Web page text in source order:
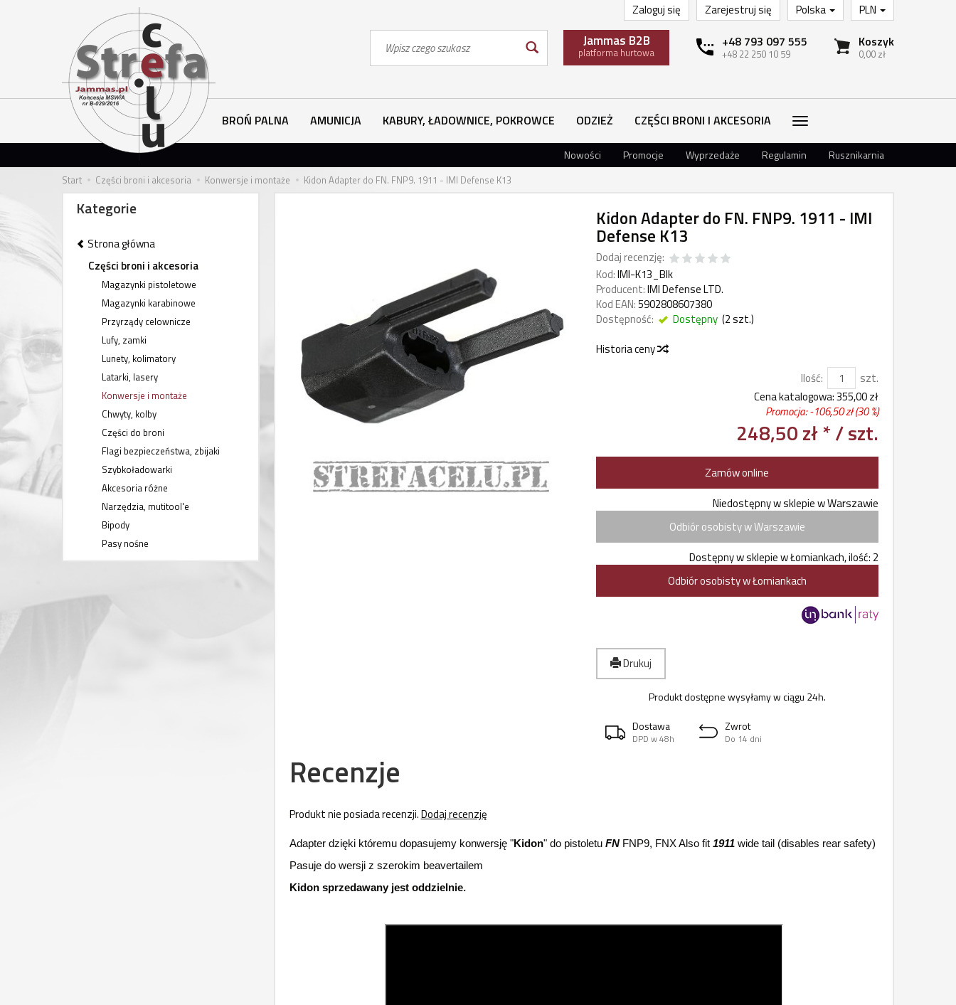
PLN
Polska
Zarejestruj się
Zaloguj się
Koszyk
0,00 zł
+48 793 097 555
+48 22 250 10 59
Jammas B2B
platforma hurtowa
BROŃ PALNA AMUNICJA KABURY, ŁADOWNICE, POKROWCE ODZIEŻ CZĘŚCI BRONI I AKCESORIA
Nowości Promocje Wyprzedaże Regulamin Rusznikarnia
Start Części broni i akcesoria Konwersje i montaże Kidon Adapter do FN. FNP9. 1911 - IMI Defense K13
Kidon Adapter do FN. FNP9. 1911 - IMI
Defense K13
Dodaj recenzję:
Kod:IMI-K13_Blk
Producent:IMI Defense LTD.
Kod EAN:5902808607380
Dostępność:
Dostępny (2szt.)
Historia ceny
Ilość:
szt.
Cena katalogowa:355,00 zł
Promocja: -106,50 zł(30 %)
248,50 zł */ szt.
Zamów online
Niedostępny w sklepie w Warszawie
Odbiór osobisty w Warszawie
Dostępny w sklepie w Łomiankach, ilość: 2
Odbiór osobisty w Łomiankach
Drukuj
Produkt dostępne wysyłamy w ciągu 24h.
Dostawa
DPD w 48h
Zwrot
Do 14 dni
Recenzje
Produkt nie posiada recenzji.Dodaj recenzję
Adapter dzięki któremu dopasujemy konwersję "Kidon" do pistoletu FN FNP9, FNX Also fit 1911wide tail (disables rear safety)
Pasuje do wersji z szerokim beavertailem
Kidon sprzedawany jest oddzielnie.
Kategorie
Strona główna
Części broni i akcesoria
Magazynki pistoletowe
Magazynki karabinowe
Przyrządy celownicze
Lufy, zamki
Lunety, kolimatory
Latarki, lasery
Konwersje i montaże
Chwyty, kolby
Części do broni
Flagi bezpieczeństwa, zbijaki
Szybkoładowarki
Akcesoria różne
Narzędzia, mutitool'e
Bipody
Pasy nośne